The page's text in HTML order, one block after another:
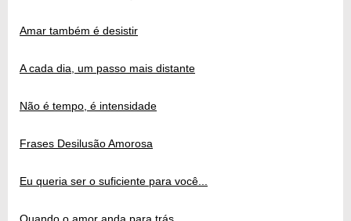
Amar também é desistir
A cada dia, um passo mais distante
Não é tempo, é intensidade
Frases Desilusão Amorosa
Eu queria ser o suficiente para você...
Quando o amor anda para trás